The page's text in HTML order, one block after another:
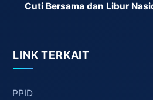
Cuti Bersama dan Libur
LINK TERKAIT
PPID